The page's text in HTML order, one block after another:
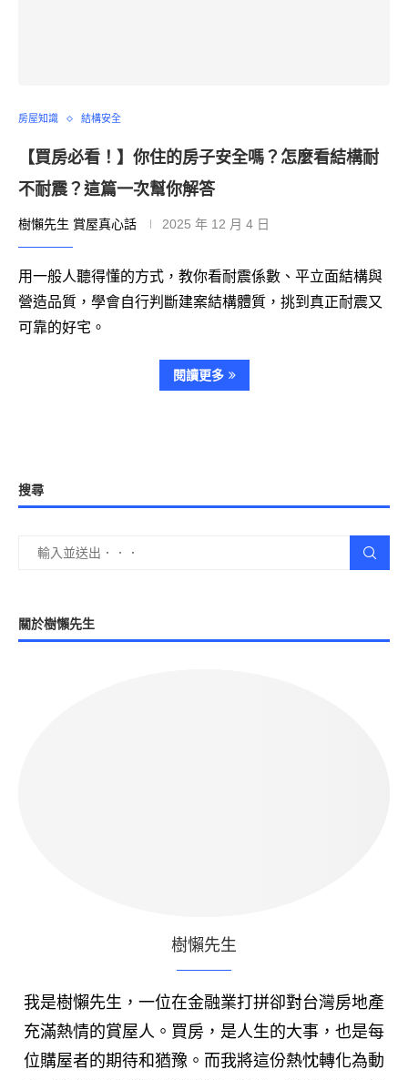
房屋知識 結構安全
【買房必看！】你住的房子安全嗎？怎麼看結構耐
不耐震？這篇一次幫你解答
樹懶先生 賞屋真心話 2025 年 12 月 4 日
用一般人聽得懂的方式，教你看耐震係數、平立面結構與
營造品質，學會自行判斷建案結構體質，挑到真正耐震又
可靠的好宅。
閱讀更多
搜尋
關於樹懶先生
樹懶先生
我是樹懶先生，一位在金融業打拼卻對台灣房地產
充滿熱情的賞屋人。買房，是人生的大事，也是每
位購屋者的期待和猶豫。而我將這份熱忱轉化為動